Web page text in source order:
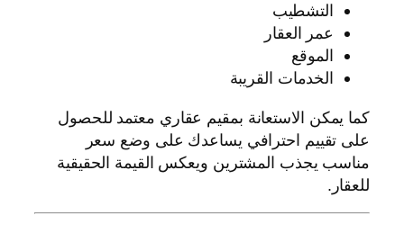
التشطيب
عمر العقار
الموقع
الخدمات القريبة
كما يمكن الاستعانة بمقيم عقاري معتمد للحصول
على تقييم احترافي يساعدك على وضع سعر
مناسب يجذب المشترين ويعكس القيمة الحقيقية
للعقار.